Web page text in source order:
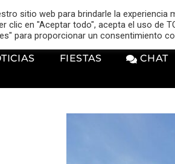
FIESTAS CHAT
sitio web para brindarle la experiencia
clic en "Aceptar todo", acepta el uso de
para proporcionar un consentimiento